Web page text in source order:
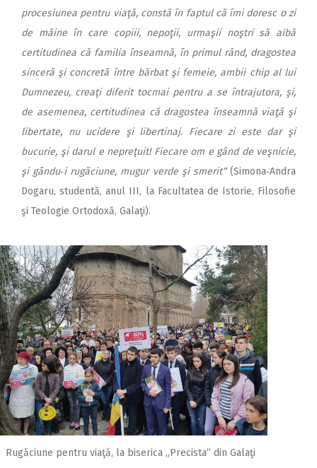
procesiunea pentru viaţă, constă în faptul că îmi doresc o zi
de mâine în care copiii, nepoţii, urmaşii noştri să aibă
certitudinea că familia înseamnă, în primul rând, dragostea
sinceră şi concretă între bărbat şi femeie, ambii chip al lui
Dumnezeu, creaţi diferit tocmai pentru a se întrajutora, şi,
de asemenea, certitudinea că dragostea înseamnă viaţă şi
libertate, nu ucidere şi libertinaj. Fiecare zi este dar şi
bucurie, şi darul e nepreţuit! Fiecare om e gând de veşnicie,
şi gându‑i rugăciune, mugur verde şi smerit“(Simona‑Andra
Dogaru, studentă, anul III, la Facultatea de Istorie, Filosofie
şi Teologie Ortodoxă, Galaţi).
Rugăciune pentru viaţă, la biserica „Precista“ din Galaţi